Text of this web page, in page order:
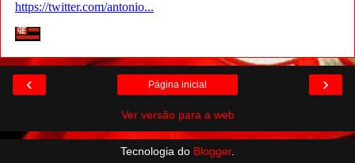
‹ ›
Página inicial
Ver versão para a web
Tecnologia do Blogger.